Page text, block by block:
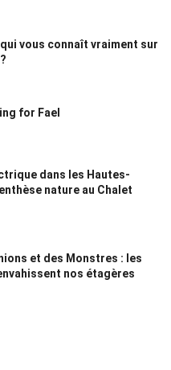
vous connaît vraiment sur
for Fael
dans les Hautes-
nature au Chalet
et des Monstres : les
nos étagères